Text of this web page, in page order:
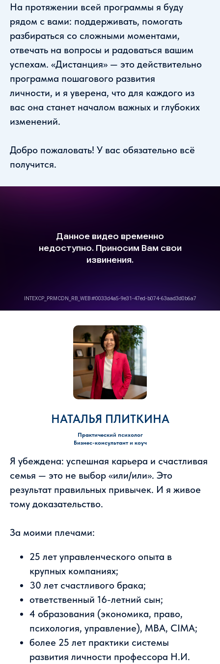
На протяжении всей программы я буду
рядом с вами: поддерживать, помогать
разбираться со сложными моментами,
отвечать на вопросы и радоваться вашим
успехам. «Дистанция» — это действительно
программа пошагового развития
личности, и я уверена, что для каждого из
вас она станет началом важных и глубоких
изменений.
Добро пожаловать! У вас обязательно всё
получится.
НАТАЛЬЯ ПЛИТКИНА
Практический психолог
Бизнес-консультант и коуч
Я убеждена: успешная карьера и счастливая
семья — это не выбор «или/или». Это
результат правильных привычек. И я живое
тому доказательство.
За моими плечами:
25 лет управленческого опыта в
крупных компаниях;
30 лет счастливого брака;
ответственный 16-летний сын;
4 образования (экономика, право,
психология, управление), MBA, CIMA;
более 25 лет практики системы
развития личности профессора Н.И.